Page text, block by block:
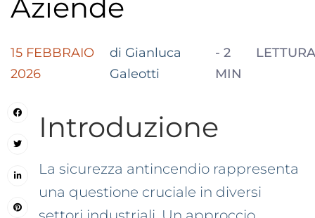
Aziende
15 FEBBRAIO
2026
di Gianluca
Galeotti
- 2
MIN
LETTURA
Introduzione
La sicurezza antincendio rappresenta
una questione cruciale in diversi